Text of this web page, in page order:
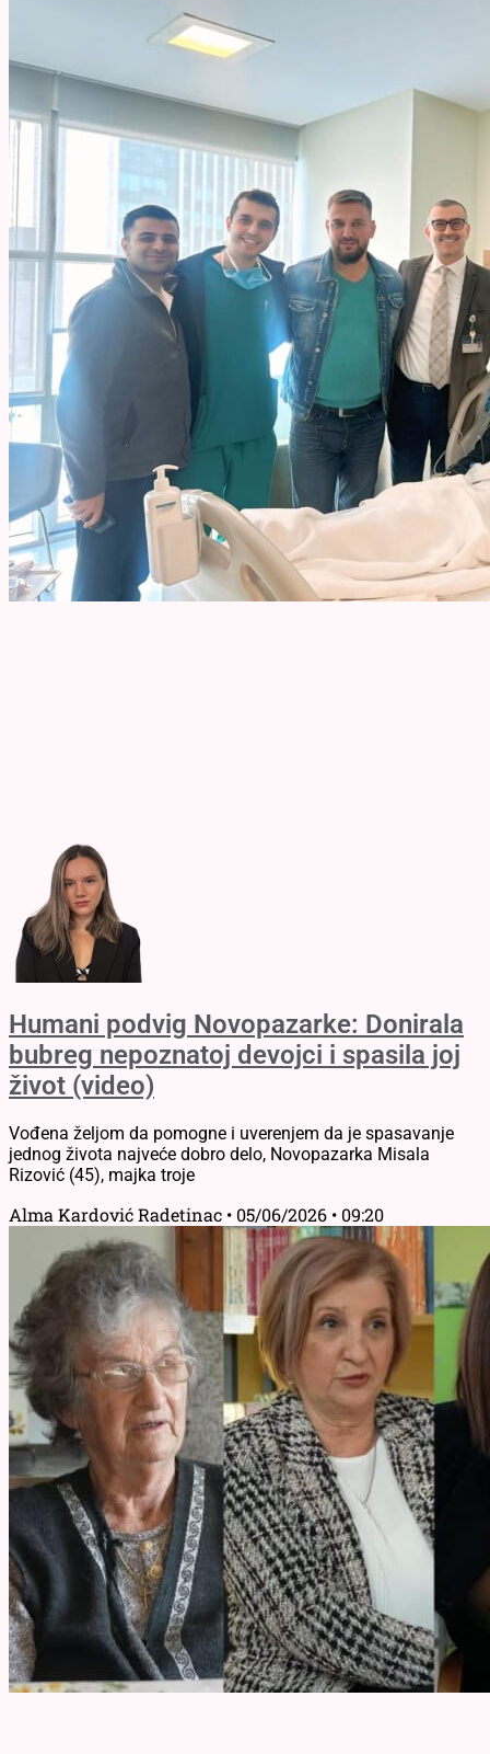
Humani podvig Novopazarke: Donirala
bubreg nepoznatoj devojci i spasila joj
život (video)
Vođena željom da pomogne i uverenjem da je spasavanje
jednog života najveće dobro delo, Novopazarka Misala
Rizović (45), majka troje
Alma Kardović Radetinac 05/06/2026 09:20